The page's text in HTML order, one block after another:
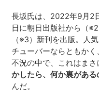
長坂氏は、2022年9月2
日に朝日出版社から（
（※3）新刊を出版。人
チューバーならともか
不況の中で、これはまさ
かしたら、何か裏がある
んだ。